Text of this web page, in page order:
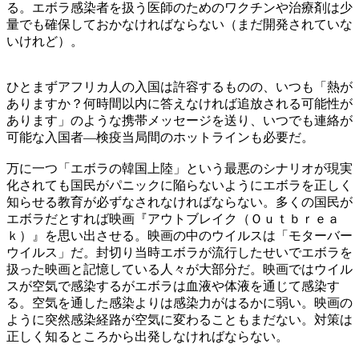
る。エボラ感染者を扱う医師のためのワクチンや治療剤は少
量でも確保しておかなければならない（まだ開発されていな
いけれど）。
ひとまずアフリカ人の入国は許容するものの、いつも「熱が
ありますか？何時間以内に答えなければ追放される可能性が
あります」のような携帯メッセージを送り、いつでも連絡が
可能な入国者―検疫当局間のホットラインも必要だ。
万に一つ「エボラの韓国上陸」という最悪のシナリオが現実
化されても国民がパニックに陥らないようにエボラを正しく
知らせる教育が必ずなされなければならない。多くの国民が
エボラだとすれば映画『アウトブレイク（Ｏｕｔｂｒｅａ
ｋ）』を思い出させる。映画の中のウイルスは「モターバー
ウイルス」だ。封切り当時エボラが流行したせいでエボラを
扱った映画と記憶している人々が大部分だ。映画ではウイル
スが空気で感染するがエボラは血液や体液を通じて感染す
る。空気を通した感染よりは感染力がはるかに弱い。映画の
ように突然感染経路が空気に変わることもまだない。対策は
正しく知るところから出発しなければならない。